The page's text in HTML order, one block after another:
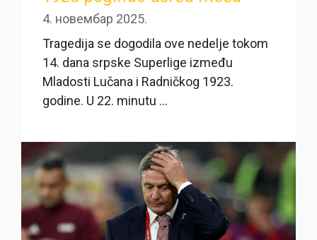
4. новембар 2025.
Tragedija se dogodila ove nedelje tokom
14. dana srpske Superlige između
Mladosti Lučana i Radničkog 1923.
godine. U 22. minutu ...